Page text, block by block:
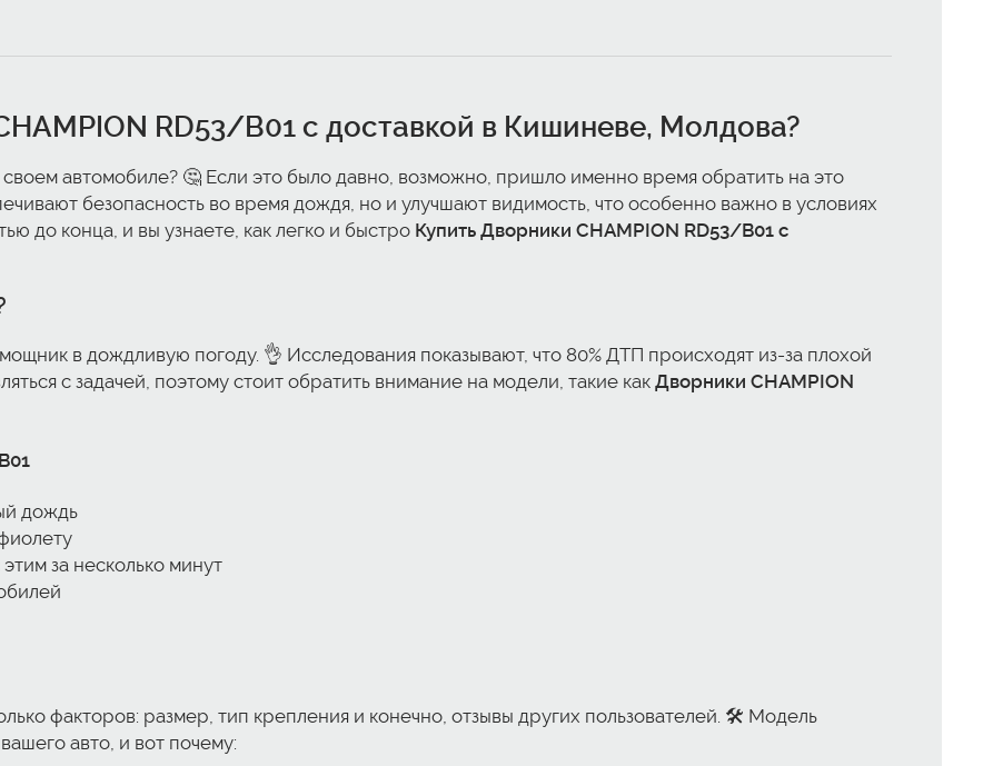
RD53/B01 с доставкой в Кишиневе, Молдова?
автомобиле? 🤔 Если это было давно, возможно, пришло именно время обратить на это
безопасность во время дождя, но и улучшают видимость, что особенно важно в условиях
до конца, и вы узнаете, как легко и быстро Купить Дворники CHAMPION RD53/B01 с
в дождливую погоду. 👌 Исследования показывают, что 80% ДТП происходят из-за плохой
с задачей, поэтому стоит обратить внимание на модели, такие как Дворники CHAMPION
дождь
за несколько минут
факторов: размер, тип крепления и конечно, отзывы других пользователей. 🛠️ Модель
авто, и вот почему: